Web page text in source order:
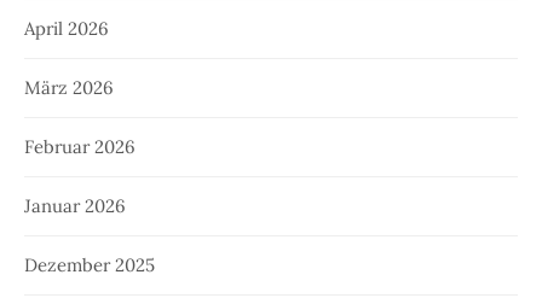
April 2026
März 2026
Februar 2026
Januar 2026
Dezember 2025